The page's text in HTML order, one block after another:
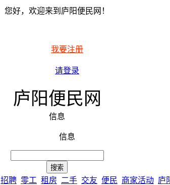
您好，欢迎来到庐阳便民网！
我要注册
请登录
庐阳便民网
信息
信息
招聘 零工 租房 二手 交友 便民 商家活动 庐